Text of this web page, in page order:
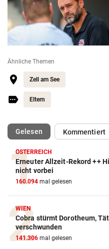
Ähnliche Themen
Zell am See
Eltern
Gelesen(ausgewählt)Kommentiert
ÖSTERREICH
Erneuter Allzeit-Rekord ++
nicht vorbei
160.094 mal gelesen
WIEN
Cobra stürmt Dorotheum,
verschwunden
141.306 mal gelesen
Action-Cam Vergleich
ZUM VERGLEICH
Crosstrainer Vergleich
ZUM VERGLEICH
E-Bike Vergleich